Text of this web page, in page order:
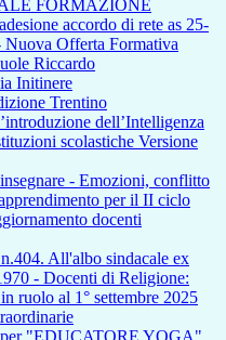
FORMAZIONE
accordo di rete as 25-
Offerta Formativa
Riccardo
Initinere
Trentino
dell’Intelligenza
scolastiche Versione
- Emozioni, conflitto
per il II ciclo
docenti
All'albo sindacale ex
- Docenti di Religione:
ruolo al 1° settembre 2025